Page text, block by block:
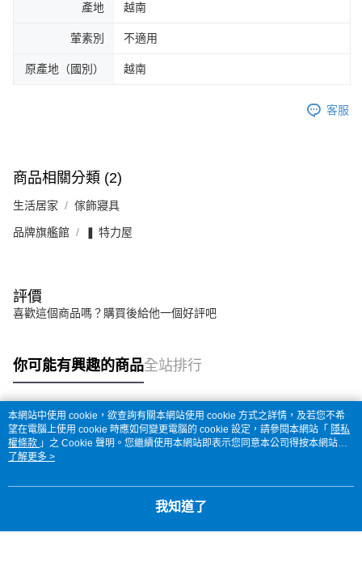
產地 越南
葷素別 不適用
原產地（國別） 越南
客服
商品相關分類 (2)
生活居家 傢飾寢具
品牌旗艦館 ❚ 特力屋
評價
喜歡這個商品嗎？購買後給他一個好評吧
你可能有興趣的商品全站排行
熱門標籤
本網站中使用 cookie，欲查詢有關本網站使用 cookie 方式之詳情，及若您不希
望在電腦上使用 cookie 時應如何變更電腦的 cookie 設定，請參閱本網站「 隱私
權條款 」之 Cookie 聲明。您繼續使用本網站即表示您同意本公司得按本網站使
用條款之 Cookie 聲明使用 cookie。
了解更多 >
我知道了